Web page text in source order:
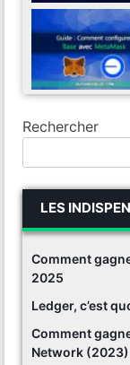
Rechercher
LES
Comment
2025
Ledger, c’est
Comment
Network (2023)